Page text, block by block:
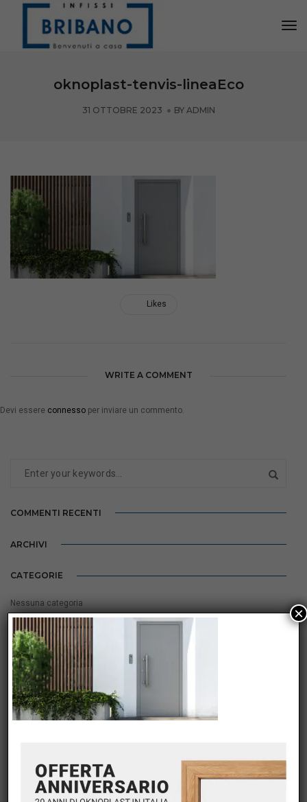
oknoplast-tenvis-lineaEco
31 OTTOBRE 2023 BY ADMIN
Likes
WRITE A COMMENT
Devi essere connesso per inviare un commento.
COMMENTI RECENTI
ARCHIVI
CATEGORIE
Nessuna categoria
META
Accedi
Feed dei contenuti
Feed dei commenti
×